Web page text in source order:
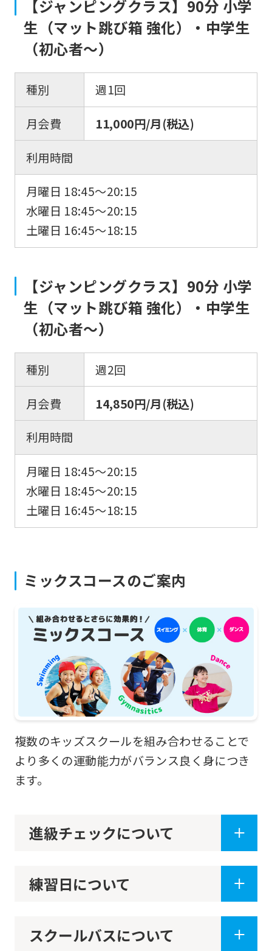
【ジャンピングクラス】90分 小学
生（マット跳び箱 強化）・中学生
（初心者〜）
種別
週1回
月会費
11,000円/月(税込)
利用時間
月曜日 18:45〜20:15
水曜日 18:45〜20:15
土曜日 16:45〜18:15
【ジャンピングクラス】90分 小学
生（マット跳び箱 強化）・中学生
（初心者〜）
種別
週2回
月会費
14,850円/月(税込)
利用時間
月曜日 18:45〜20:15
水曜日 18:45〜20:15
土曜日 16:45〜18:15
ミックスコースのご案内
複数のキッズスクールを組み合わせることで
より多くの運動能力がバランス良く身につき
ます。
進級チェックについて
練習日について
スクールバスについて
you
use
automatic
service,
the
version
of
this
website
will
translated
mechanically,
it
not
be
translation.
The
translation
may
the
original
content.
We
ask
that
you
fully
understand
this
service.
Automatic